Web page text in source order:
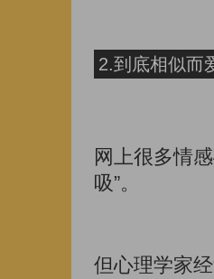
2.到底相似而
网上很多情
吸”。
但心理学家